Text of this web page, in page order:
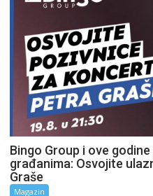
Bingo Group i ove
građanima: Osvojite
Graše
Magazin